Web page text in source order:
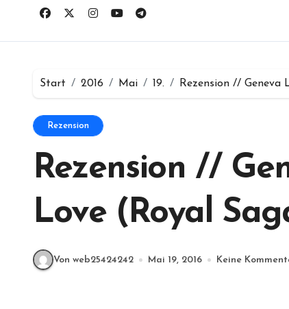
Start 2016 Mai 19. Rezension // Geneva
Rezension
Rezension //
Love (Royal
Von web25424242 Mai 19, 2016 Keine